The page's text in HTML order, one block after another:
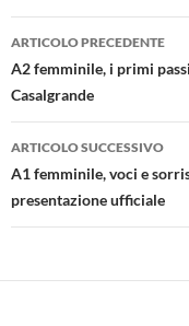
Navigazione
articolo
ARTICOLO PRECEDENTE
A2 femminile, i primi
Casalgrande
ARTICOLO SUCCESSIVO
A1 femminile, voci e
presentazione ufficiale